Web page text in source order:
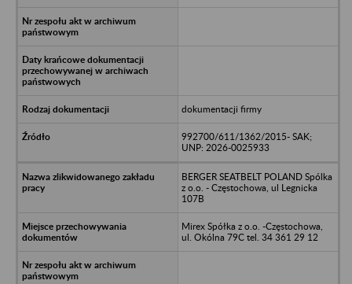
dokumentacji firmy
992700/611/1362/2015- SAK;
UNP: 2026-0025933
BERGER SEATBELT POLAND Spólka
z o.o. - Częstochowa, ul Legnicka
107B
Mirex Spółka z o.o. -Częstochowa,
ul. Okólna 79C tel. 34 361 29 12